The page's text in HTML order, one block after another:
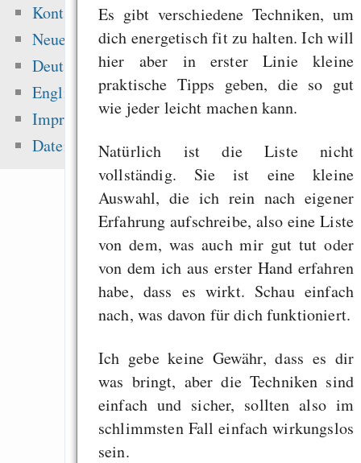
Es gibt verschiedene Techniken, um
dich energetisch fit zu halten. Ich will
hier aber in erster Linie kleine
praktische Tipps geben, die so gut
wie jeder leicht machen kann.
Natürlich ist die Liste nicht
vollständig. Sie ist eine kleine
Auswahl, die ich rein nach eigener
Erfahrung aufschreibe, also eine Liste
von dem, was auch mir gut tut oder
von dem ich aus erster Hand erfahren
habe, dass es wirkt. Schau einfach
nach, was davon für dich funktioniert.
Ich gebe keine Gewähr, dass es dir
was bringt, aber die Techniken sind
einfach und sicher, sollten also im
schlimmsten Fall einfach wirkungslos
sein.
Kontakt
Neue Inhalte
Deutsch
English
Impressum
Datenschutz
Heute:
Die erste Million
schwerste: Der
Fehler
Freenet / Hyphanet
A song from the icy
Songs
Zuletzt angezeigt:
European Digital
Market:
Future"
Menschen sind toll!